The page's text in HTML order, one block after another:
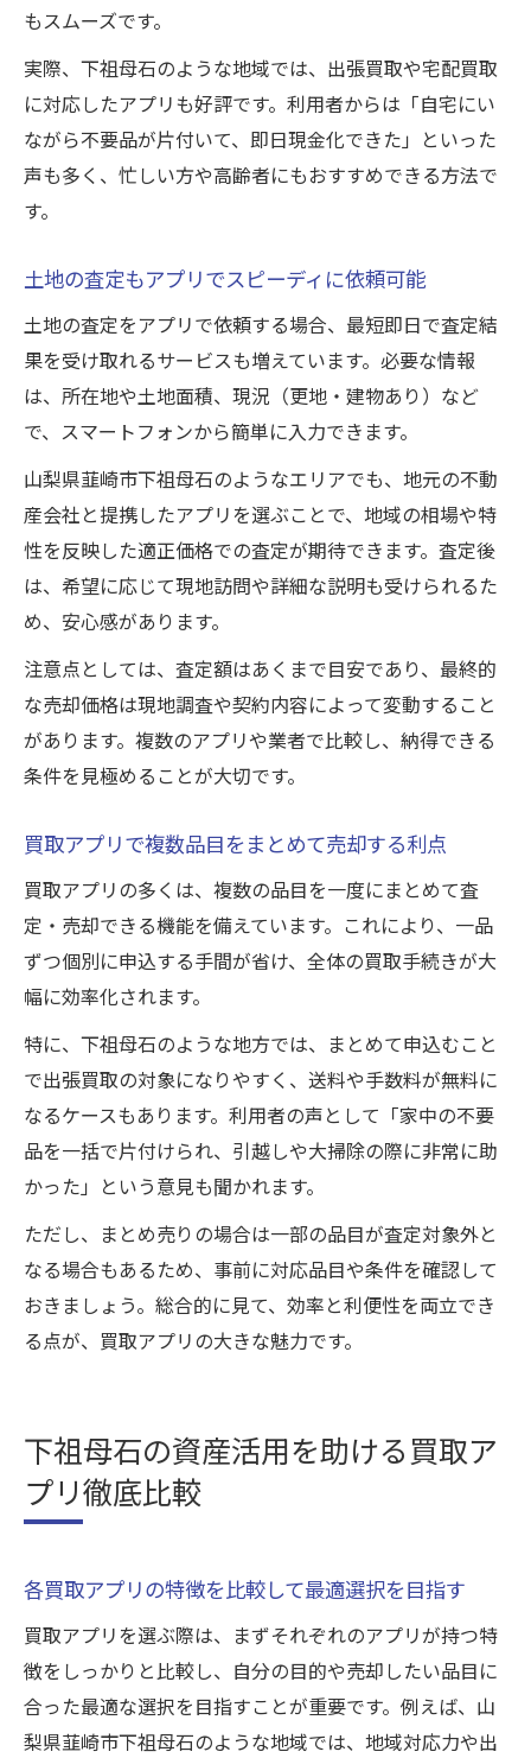
もスムーズです。
実際、下祖母石のような地域では、出張買取や宅配買取
に対応したアプリも好評です。利用者からは「自宅にい
ながら不要品が片付いて、即日現金化できた」といった
声も多く、忙しい方や高齢者にもおすすめできる方法で
す。
土地の査定もアプリでスピーディに依頼可能
土地の査定をアプリで依頼する場合、最短即日で査定結
果を受け取れるサービスも増えています。必要な情報
は、所在地や土地面積、現況（更地・建物あり）など
で、スマートフォンから簡単に入力できます。
山梨県韮崎市下祖母石のようなエリアでも、地元の不動
産会社と提携したアプリを選ぶことで、地域の相場や特
性を反映した適正価格での査定が期待できます。査定後
は、希望に応じて現地訪問や詳細な説明も受けられるた
め、安心感があります。
注意点としては、査定額はあくまで目安であり、最終的
な売却価格は現地調査や契約内容によって変動すること
があります。複数のアプリや業者で比較し、納得できる
条件を見極めることが大切です。
買取アプリで複数品目をまとめて売却する利点
買取アプリの多くは、複数の品目を一度にまとめて査
定・売却できる機能を備えています。これにより、一品
ずつ個別に申込する手間が省け、全体の買取手続きが大
幅に効率化されます。
特に、下祖母石のような地方では、まとめて申込むこと
で出張買取の対象になりやすく、送料や手数料が無料に
なるケースもあります。利用者の声として「家中の不要
品を一括で片付けられ、引越しや大掃除の際に非常に助
かった」という意見も聞かれます。
ただし、まとめ売りの場合は一部の品目が査定対象外と
なる場合もあるため、事前に対応品目や条件を確認して
おきましょう。総合的に見て、効率と利便性を両立でき
る点が、買取アプリの大きな魅力です。
下祖母石の資産活用を助ける買取ア
プリ徹底比較
各買取アプリの特徴を比較して最適選択を目指す
買取アプリを選ぶ際は、まずそれぞれのアプリが持つ特
徴をしっかりと比較し、自分の目的や売却したい品目に
合った最適な選択を目指すことが重要です。例えば、山
梨県韮崎市下祖母石のような地域では、地域対応力や出